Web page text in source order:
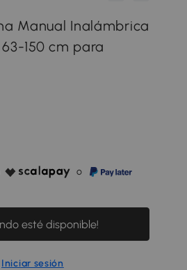
Manual Inalámbrica
150 cm para
o
esté disponible!
Iniciar sesión